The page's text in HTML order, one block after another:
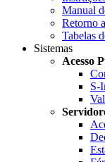
Manual
Retorno
Tabelas
Sistemas
Acesso
S-